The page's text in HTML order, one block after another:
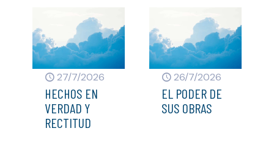
27/7/2026
HECHOS EN
VERDAD Y
RECTITUD
26/7/2026
EL PODER DE
SUS OBRAS